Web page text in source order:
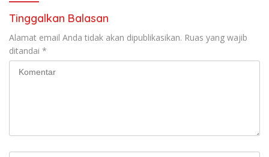
Tinggalkan Balasan
Alamat email Anda tidak akan dipublikasikan. Ruas yang wajib
ditandai *